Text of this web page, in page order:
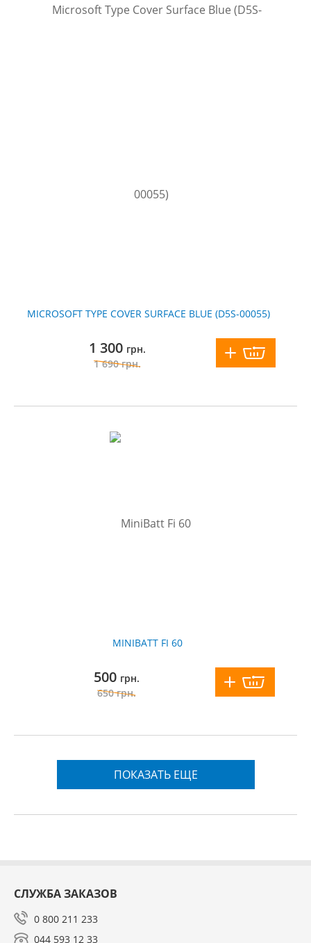
MICROSOFT TYPE COVER SURFACE BLUE (D5S-00055)
1 300 грн.
1 690грн.
MINIBATT FI 60
500 грн.
650грн.
ПОКАЗАТЬ ЕЩЕ
СЛУЖБА ЗАКАЗОВ
0 800 211 233
044 593 12 33